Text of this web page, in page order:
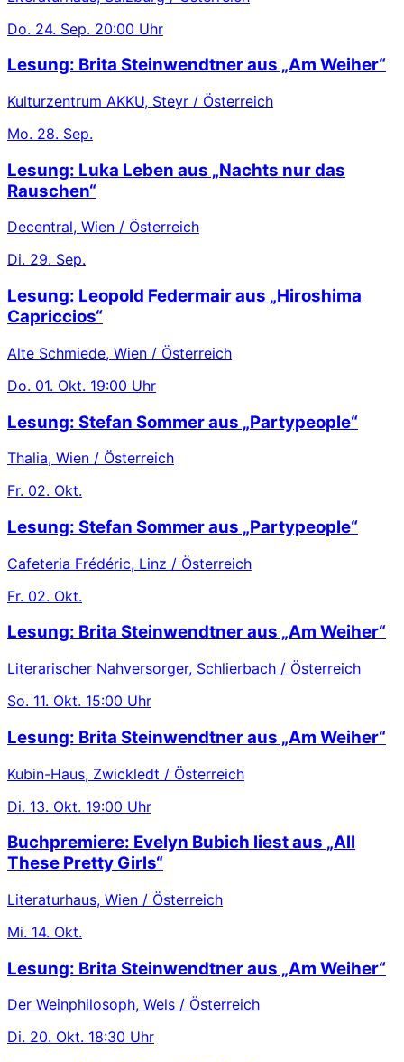
Do. 24. Sep. 20:00 Uhr
Lesung: Brita Steinwendtner aus „Am Weiher“
Kulturzentrum AKKU, Steyr / Österreich
Mo. 28. Sep.
Lesung: Luka Leben aus „Nachts nur das
Rauschen“
Decentral, Wien / Österreich
Di. 29. Sep.
Lesung: Leopold Federmair aus „Hiroshima
Capriccios“
Alte Schmiede, Wien / Österreich
Do. 01. Okt. 19:00 Uhr
Lesung: Stefan Sommer aus „Partypeople“
Thalia, Wien / Österreich
Fr. 02. Okt.
Lesung: Stefan Sommer aus „Partypeople“
Cafeteria Frédéric, Linz / Österreich
Fr. 02. Okt.
Lesung: Brita Steinwendtner aus „Am Weiher“
Literarischer Nahversorger, Schlierbach / Österreich
So. 11. Okt. 15:00 Uhr
Lesung: Brita Steinwendtner aus „Am Weiher“
Kubin-Haus, Zwickledt / Österreich
Di. 13. Okt. 19:00 Uhr
Buchpremiere: Evelyn Bubich liest aus „All
These Pretty Girls“
Literaturhaus, Wien / Österreich
Mi. 14. Okt.
Lesung: Brita Steinwendtner aus „Am Weiher“
Der Weinphilosoph, Wels / Österreich
Di. 20. Okt. 18:30 Uhr